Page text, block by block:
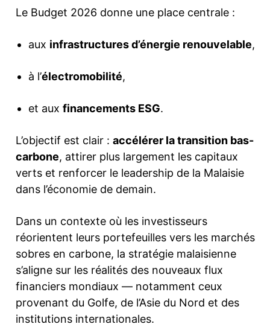
Le Budget 2026 donne une place centrale :
aux infrastructures d’énergie renouvelable,
à l’électromobilité,
et aux financements ESG.
L’objectif est clair : accélérer la transition bas-
carbone, attirer plus largement les capitaux
verts et renforcer le leadership de la Malaisie
dans l’économie de demain.
Dans un contexte où les investisseurs
réorientent leurs portefeuilles vers les marchés
sobres en carbone, la stratégie malaisienne
s’aligne sur les réalités des nouveaux flux
financiers mondiaux — notamment ceux
provenant du Golfe, de l’Asie du Nord et des
institutions internationales.